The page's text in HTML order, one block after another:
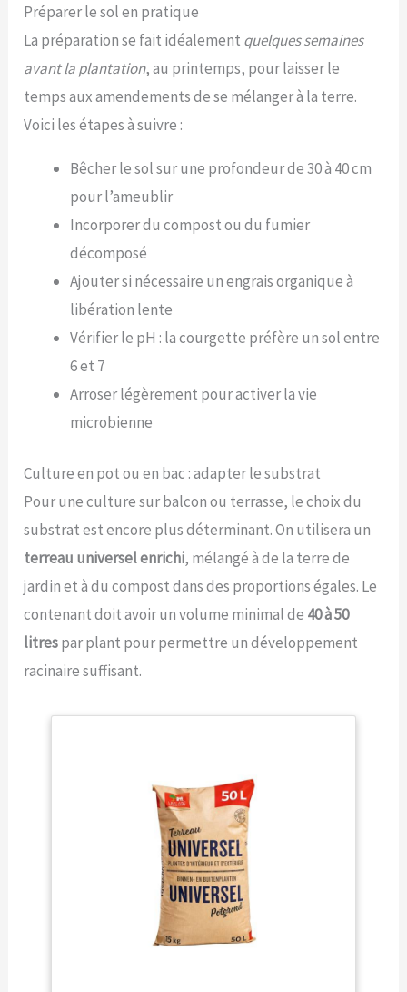
Préparer le sol en pratique
La préparation se fait idéalement quelques semaines
avant la plantation, au printemps, pour laisser le
temps aux amendements de se mélanger à la terre.
Voici les étapes à suivre :
Bêcher le sol sur une profondeur de 30 à 40 cm
pour l’ameublir
Incorporer du compost ou du fumier
décomposé
Ajouter si nécessaire un engrais organique à
libération lente
Vérifier le pH : la courgette préfère un sol entre
6 et 7
Arroser légèrement pour activer la vie
microbienne
Culture en pot ou en bac : adapter le substrat
Pour une culture sur balcon ou terrasse, le choix du
substrat est encore plus déterminant. On utilisera un
terreau universel enrichi, mélangé à de la terre de
jardin et à du compost dans des proportions égales. Le
contenant doit avoir un volume minimal de 40 à 50
litrespar plant pour permettre un développement
racinaire suffisant.